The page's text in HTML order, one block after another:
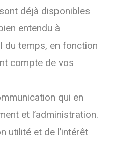
déjà disponibles
entendu à
du temps, en fonction
compte de vos
qui en
et l’administration.
utilité et de l’intérêt